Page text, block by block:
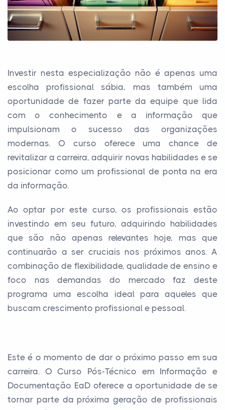
Investir nesta especialização não é apenas uma
escolha profissional sábia, mas também uma
oportunidade de fazer parte da equipe que lida
com o conhecimento e a informação que
impulsionam o sucesso das organizações
modernas. O curso oferece uma chance de
revitalizar a carreira, adquirir novas habilidades e se
posicionar como um profissional de ponta na era
da informação.
Ao optar por este curso, os profissionais estão
investindo em seu futuro, adquirindo habilidades
que são não apenas relevantes hoje, mas que
continuarão a ser cruciais nos próximos anos. A
combinação de flexibilidade, qualidade de ensino e
foco nas demandas do mercado faz deste
programa uma escolha ideal para aqueles que
buscam crescimento profissional e pessoal.
Este é o momento de dar o próximo passo em sua
carreira. O Curso Pós-Técnico em Informação e
Documentação EaD oferece a oportunidade de se
tornar parte da próxima geração de profissionais